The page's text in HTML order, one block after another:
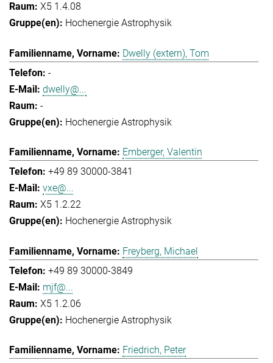
X5 1.4.08
Hochenergie Astrophysik
Dwelly (extern), Tom
-
dwelly@...
-
Hochenergie Astrophysik
Emberger, Valentin
+49 89 30000-3841
vxe@...
X5 1.2.22
Hochenergie Astrophysik
Freyberg, Michael
+49 89 30000-3849
mjf@...
X5 1.2.06
Hochenergie Astrophysik
Friedrich, Peter